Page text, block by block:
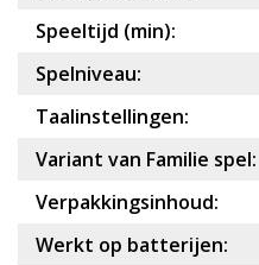
Speeltijd (min):
Spelniveau:
Taalinstellingen:
Variant van Familie spel:
Verpakkingsinhoud:
Werkt op batterijen: